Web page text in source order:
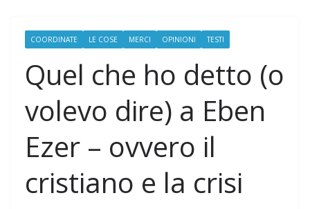
COORDINATE LE COSE MERCI OPINIONI TESTI
Quel che ho detto (o
volevo dire) a Eben
Ezer – ovvero il
cristiano e la crisi